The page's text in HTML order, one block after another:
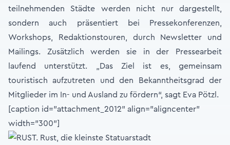
teilnehmenden Städte werden nicht nur dargestellt,
sondern auch präsentiert bei Pressekonferenzen,
Workshops, Redaktionstouren, durch Newsletter und
Mailings. Zusätzlich werden sie in der Pressearbeit
laufend unterstützt. „Das Ziel ist es, gemeinsam
touristisch aufzutreten und den Bekanntheitsgrad der
Mitglieder im In- und Ausland zu fördern“, sagt Eva Pötzl.
[caption id="attachment_2012" align="aligncenter"
width="300"]